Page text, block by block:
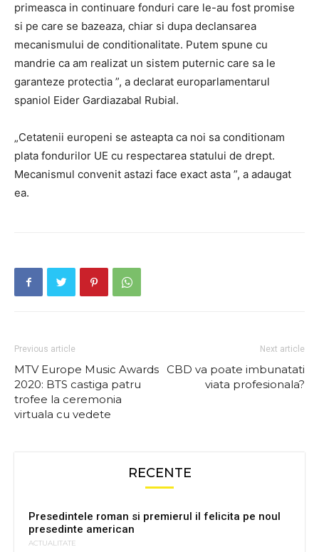
primeasca in continuare fonduri care le-au fost promise
si pe care se bazeaza, chiar si dupa declansarea
mecanismului de conditionalitate. Putem spune cu
mandrie ca am realizat un sistem puternic care sa le
garanteze protectia ”, a declarat europarlamentarul
spaniol Eider Gardiazabal Rubial.
„Cetatenii europeni se asteapta ca noi sa conditionam
plata fondurilor UE cu respectarea statului de drept.
Mecanismul convenit astazi face exact asta ”, a adaugat
ea.
Previous article
MTV Europe Music Awards
2020: BTS castiga patru
trofee la ceremonia
virtuala cu vedete
Next article
CBD va poate imbunatati
viata profesionala?
RECENTE
Presedintele roman si premierul il felicita pe noul
presedinte american
ACTUALITATE